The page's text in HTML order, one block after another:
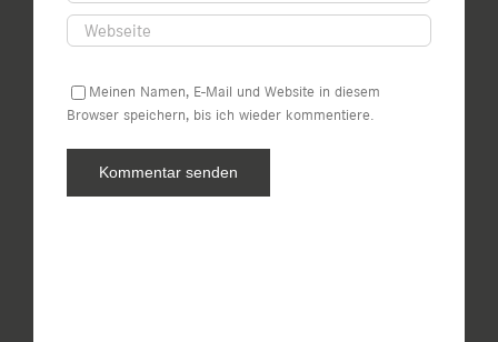
Meinen Namen, E-Mail und Website in diesem
Browser speichern, bis ich wieder kommentiere.